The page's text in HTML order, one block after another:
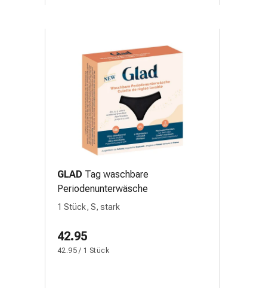
GLAD Tag waschbare
Periodenunterwäsche
1 Stück, S, stark
42.95
42.95 / 1 Stück